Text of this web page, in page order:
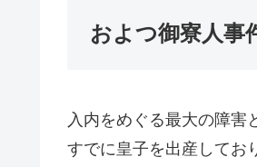
およつ御寮人事
入内をめぐる最大の障害
すでに皇子を出産してお